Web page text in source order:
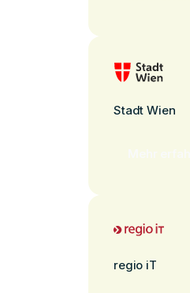
Stadt Wien
regio iT